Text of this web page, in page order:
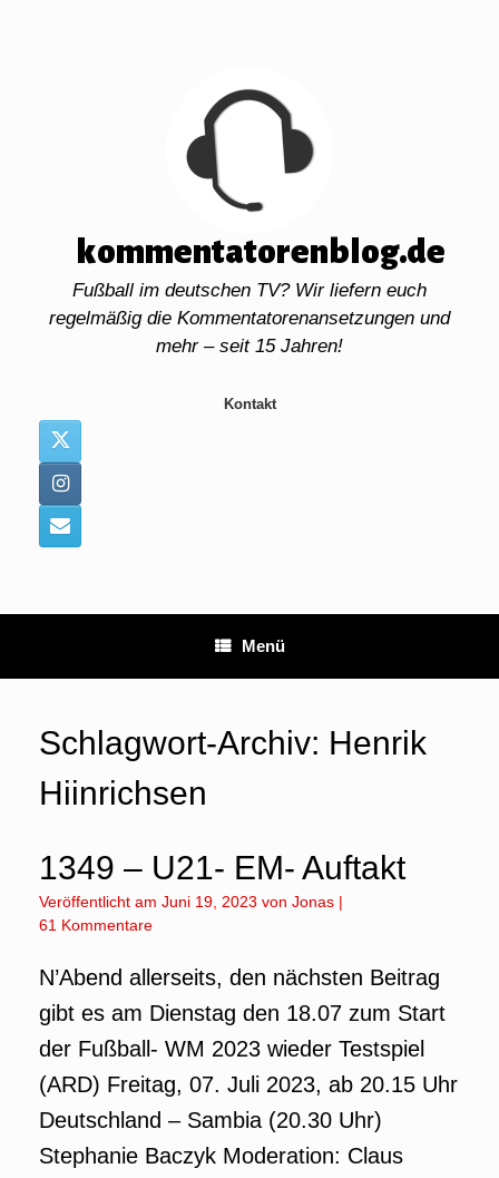
kommentatorenblog.de
Fußball im deutschen TV? Wir liefern euch
regelmäßig die Kommentatorenansetzungen und
mehr – seit 15 Jahren!
Kontakt
Menü
Schlagwort-Archiv: Henrik
Hiinrichsen
1349 – U21- EM- Auftakt
Veröffentlicht am Juni 19, 2023 von Jonas |
61 Kommentare
N’Abend allerseits, den nächsten Beitrag
gibt es am Dienstag den 18.07 zum Start
der Fußball- WM 2023 wieder Testspiel
(ARD) Freitag, 07. Juli 2023, ab 20.15 Uhr
Deutschland – Sambia (20.30 Uhr)
Stephanie Baczyk Moderation: Claus